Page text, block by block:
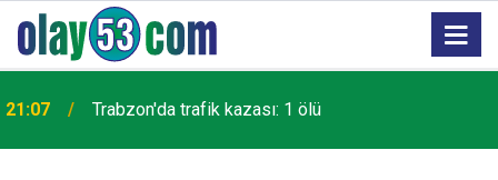
21:07 Trabzon'da trafik kazası: 1 ölü